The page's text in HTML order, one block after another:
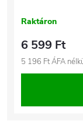
Raktáron
6 599 Ft
5 196 Ft ÁFA